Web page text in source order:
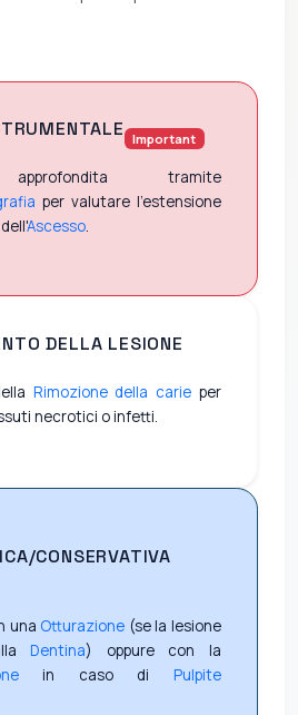
Important
tramite
per valutare l'estensione
Ascesso.
DELLA LESIONE
Rimozione della carie per
necrotici o infetti.
CONSERVATIVA
una Otturazione (se la lesione
Dentina) oppure con la
in caso di Pulpite